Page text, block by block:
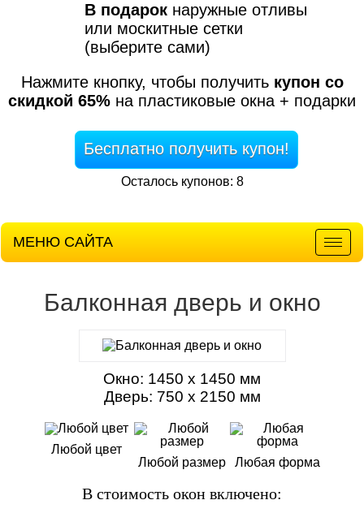
В подарок наружные отливы
или москитные сетки
(выберите сами)
Нажмите кнопку, чтобы получить купон со
скидкой 65% на пластиковые окна + подарки
Бесплатно получить купон!
Осталось купонов: 8
МЕНЮ САЙТА
Балконная дверь и окно
Окно: 1450 х 1450 мм
Дверь: 750 х 2150 мм
Любой цвет
Любой размер
Любая форма
В стоимость окон включено: